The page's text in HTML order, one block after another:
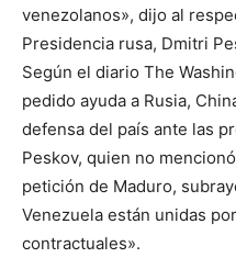
venezolanos», dijo al
Presidencia rusa, Dmitri
Según el diario The
pedido ayuda a Rusia,
defensa del país ante las
Peskov, quien no
petición de Maduro,
Venezuela están unidas
contractuales».